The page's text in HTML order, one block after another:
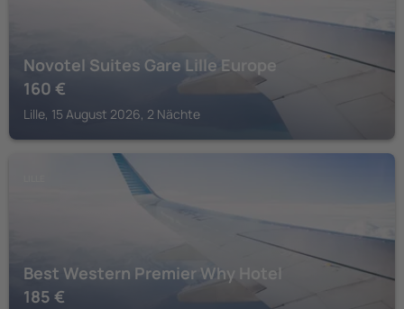
Novotel Suites Gare Lille Europe
160 €
Lille, 15 August 2026, 2 Nächte
Best Western Premier Why Hotel
185 €